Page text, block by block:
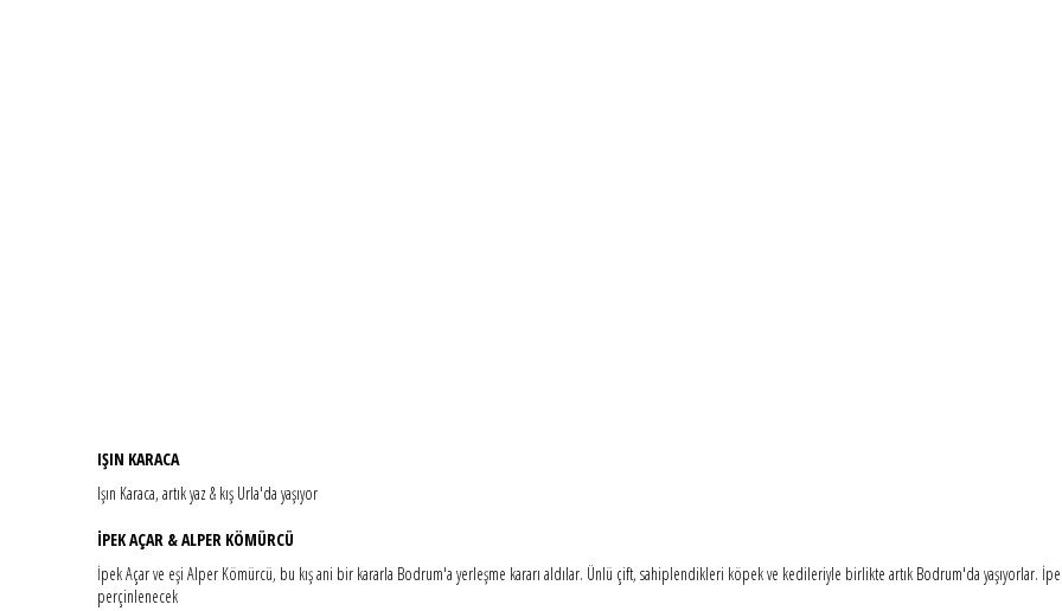
IŞIN KARACA
Işın Karaca, artık yaz & kış Urla'da yaşıyor
İPEK AÇAR & ALPER KÖMÜRCÜ
İpek Açar ve eşi Alper Kömürcü, bu kış ani bir kararla Bodrum'a yerleşme kararı aldılar. Ünlü çift, sahiplendikleri köpek ve kedileriyle birlikte artık Bodrum'da yaşıyorlar.
perçinlenecek